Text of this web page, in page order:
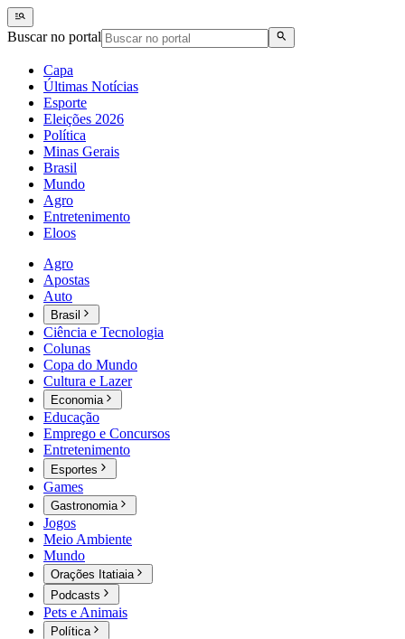
Buscar no portal
Capa
Últimas Notícias
Esporte
Eleições 2026
Política
Minas Gerais
Brasil
Mundo
Agro
Entretenimento
Eloos
Agro
Apostas
Auto
Brasil
Ciência e Tecnologia
Colunas
Copa do Mundo
Cultura e Lazer
Economia
Educação
Emprego e Concursos
Entretenimento
Esportes
Games
Gastronomia
Jogos
Meio Ambiente
Mundo
Orações Itatiaia
Podcasts
Pets e Animais
Política